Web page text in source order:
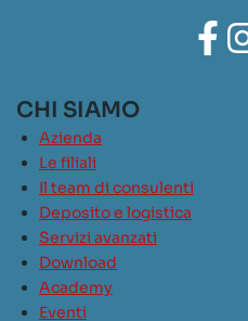
CHI SIAMO
Azienda
Le filiali
Il team di consulenti
Deposito e logistica
Servizi avanzati
Download
Academy
Eventi